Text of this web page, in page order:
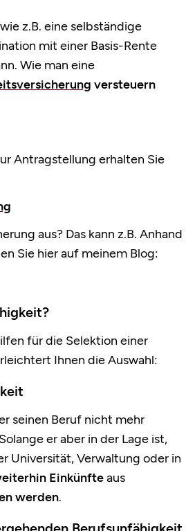
z.B. eine selbständige
mit einer Basis-Rente
Wie man eine
versteuern
Antragstellung erhalten Sie
aus? Das kann z.B. Anhand
Sie hier auf meinem Blog:
für die Selektion einer
Ihnen die Auswahl:
seinen Beruf nicht mehr
er aber in der Lage ist,
Universität, Verwaltung oder in
Einkünfteaus
werden.